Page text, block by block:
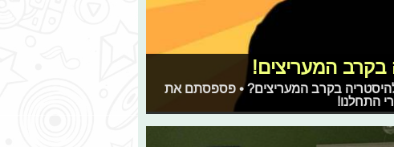
להיסטריה בקרב המעריצים? • פספסתם את
התחלנו!